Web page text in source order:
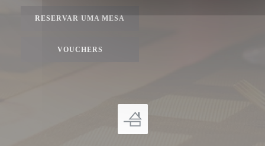
RESERVAR UMA MESA
VOUCHERS